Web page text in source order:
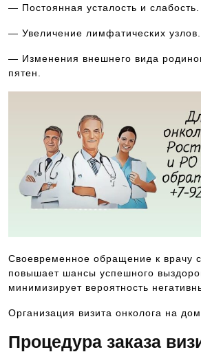
— Постоянная усталость и слабость.
— Увеличение лимфатических узлов.
— Изменения внешнего вида
пятен.
Своевременное обращение к врачу
повышает шансы успешного
минимизирует вероятность
Организация визита онколога на дом
Процедура заказа